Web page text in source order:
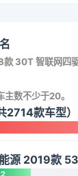
30T 智联网四
数不少于20。
款车型）
源 2019款